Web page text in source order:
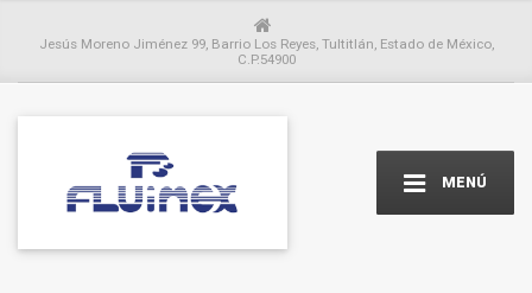
Jesús Moreno Jiménez 99, Barrio Los Reyes, Tultitlán, Estado de México,
C.P.54900
MENÚ